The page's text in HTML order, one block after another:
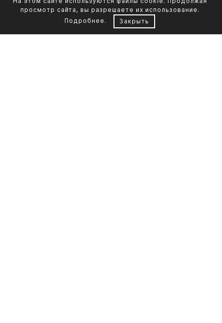
просмотр сайта, вы разрешаете их использование.
Подробнее . Закрыть